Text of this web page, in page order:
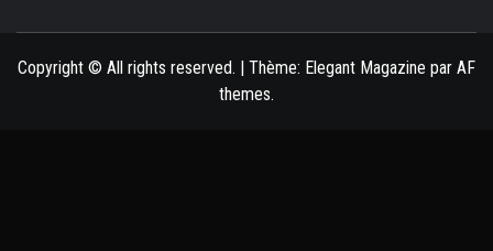
Copyright © All rights reserved. | Thème: Elegant Magazine par AF
themes.